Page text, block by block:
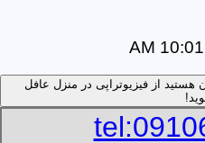
هستید از فیزیوتراپی در منزل عافل